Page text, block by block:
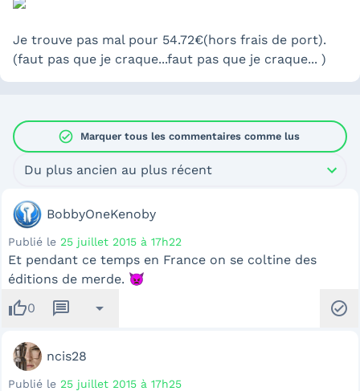
Je trouve pas mal pour 54.72€(hors frais de port).
(faut pas que je craque...faut pas que je craque... )
check_circle Marquer tous les commentaires comme lus
Du plus ancien au plus récent
BobbyOneKenoby
Publié le 25 juillet 2015 à 17h22
Et pendant ce temps en France on se coltine des
éditions de merde. 👿
thumb_up0 message arrow_drop_down check_circle
ncis28
Publié le 25 juillet 2015 à 17h25